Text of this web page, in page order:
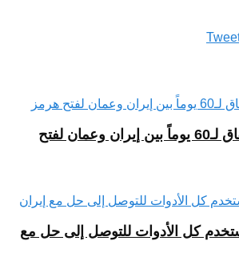
إعلان وشيك عن اتفاق لـ60 يوماً بين إيران وعمان لفتح
كل الأدوات للتوصل إلى حل مع